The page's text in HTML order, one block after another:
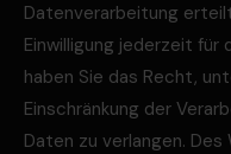
Datenverarbeitung
Einwilligung jederzeit für
haben Sie das Recht,
Einschränkung der
Daten zu verlangen.